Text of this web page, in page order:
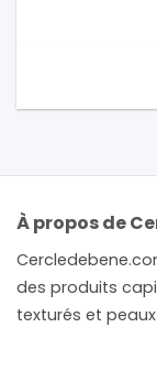
À propos de
des produits
texturés et